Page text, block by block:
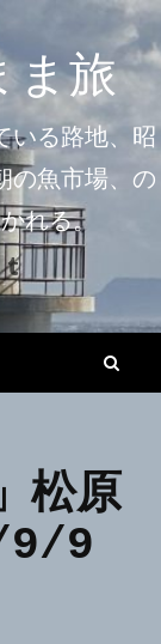
ま旅
いる路地、昭
の魚市場、の
れる。
Tumblr
松原
9/9